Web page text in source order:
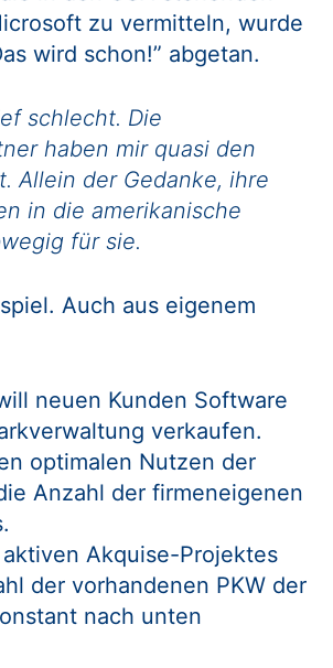
zu vermitteln, wurde
wird schon!” abgetan.
schlecht. Die
haben mir quasi den
Allein der Gedanke, ihre
in die amerikanische
für sie.
Auch aus eigenem
neuen Kunden Software
verkaufen.
optimalen Nutzen der
Anzahl der firmeneigenen
Akquise-Projektes
der vorhandenen PKW der
nach unten